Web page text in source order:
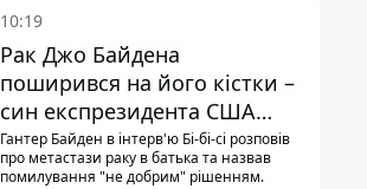
10:19
Рак Джо Байдена
поширився на його кістки –
син експрезидента США
розповів, що хвороба
батька прогресує
Гантер Байден в інтерв'ю Бі-бі-сі розповів
про метастази раку в батька та назвав
помилування "не добрим" рішенням.